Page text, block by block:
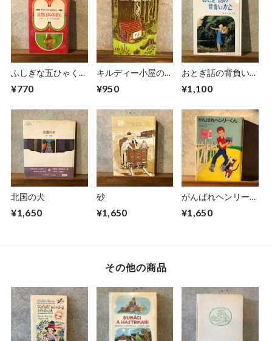
ふしぎな五ひゃくの
¥770
キルディー小屋のア
¥950
おとぎ話の背負いか
¥1,100
北国の犬
¥1,650
砂
¥1,650
がんばれヘンリーく
¥1,650
その他の商品